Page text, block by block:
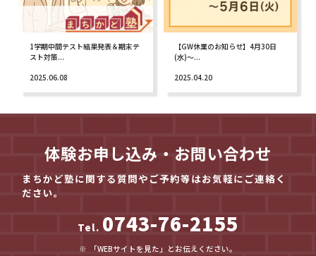
1学期中間テスト結果発表＆期末テ
スト対策...
2025.06.08
【GW休業のお知らせ】4月30日
(水)〜...
2025.04.20
体験お申し込み・お問い合わせ
まちかど塾に関する質問やご予約等はお気軽にご連絡く
ださい。
Tel. 0743-76-2155
「WEBサイトを見た」とお伝えください。